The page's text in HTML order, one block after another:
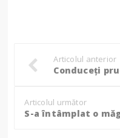
Articolul anterior
Articolul următor